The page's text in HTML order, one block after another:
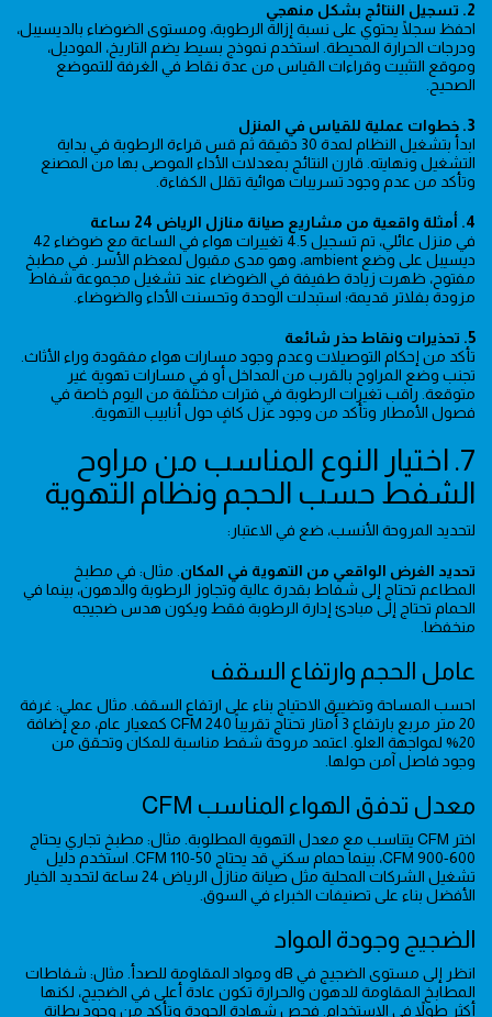
2. تسجيل النتائج بشكل منهجي
احفظ سجلًا يحتوي على نسبة إزالة الرطوبة، ومستوى الضوضاء بالديسيبل،
ودرجات الحرارة المحيطة. استخدم نموذج بسيط يضم التاريخ، الموديل،
وموقع التثبيت وقراءات القياس من عدة نقاط في الغرفة للتموضع
الصحيح.
3. خطوات عملية للقياس في المنزل
ابدأ بتشغيل النظام لمدة 30 دقيقة ثم قس قراءة الرطوبة في بداية
التشغيل ونهايته. قارن النتائج بمعدلات الأداء الموصى بها من المصنع
وتأكد من عدم وجود تسريبات هوائية تقلل الكفاءة.
4. أمثلة واقعية من مشاريع صيانة منازل الرياض 24 ساعة
في منزل عائلي، تم تسجيل 4.5 تغييرات هواء في الساعة مع ضوضاء 42
ديسيبل على وضع ambient، وهو مدى مقبول لمعظم الأسر. في مطبخ
مفتوح، ظهرت زيادة طفيفة في الضوضاء عند تشغيل مجموعة شفاط
مزودة بفلاتر قديمة؛ استبدلت الوحدة وتحسنت الأداء والضوضاء.
5. تحذيرات ونقاط حذر شائعة
تأكد من إحكام التوصيلات وعدم وجود مسارات هواء مفقودة وراء الأثاث.
تجنب وضع المراوح بالقرب من المداخل أو في مسارات تهوية غير
متوقعة. راقب تغيرات الرطوبة في فترات مختلفة من اليوم خاصة في
فصول الأمطار وتأكد من وجود عزل كافٍ حول أنابيب التهوية.
7. اختيار النوع المناسب من مراوح
الشفط حسب الحجم ونظام التهوية
لتحديد المروحة الأنسب، ضع في الاعتبار:
تحديد الغرض الواقعي من التهوية في المكان . مثال: في مطبخ
المطاعم تحتاج إلى شفاط بقدرة عالية وتجاوز الرطوبة والدهون، بينما في
الحمام تحتاج إلى مبادئ إدارة الرطوبة فقط ويكون هدس ضجيجه
منخفضا.
عامل الحجم وارتفاع السقف
احسب المساحة وتضييق الاحتياج بناء على ارتفاع السقف. مثال عملي: غرفة
20 متر مربع بارتفاع 3 أمتار تحتاج تقريباً 240 CFM كمعيار عام، مع إضافة
20% لمواجهة العلو. اعتمد مروحة شفط مناسبة للمكان وتحقق من
وجود فاصل آمن حولها.
معدل تدفق الهواء المناسب CFM
اختر CFM يتناسب مع معدل التهوية المطلوبة. مثال: مطبخ تجاري يحتاج
600-900 CFM، بينما حمام سكني قد يحتاج 50-110 CFM. استخدم دليل
تشغيل الشركات المحلية مثل صيانة منازل الرياض 24 ساعة لتحديد الخيار
الأفضل بناء على تصنيفات الخبراء في السوق.
الضجيج وجودة المواد
انظر إلى مستوى الضجيج في dB ومواد المقاومة للصدأ. مثال: شفاطات
المطابخ المقاومة للدهون والحرارة تكون عادة أعلى في الضجيج، لكنها
أكثر طولاً في الاستخدام. فحص شهادة الجودة وتأكد من وجود بطانة